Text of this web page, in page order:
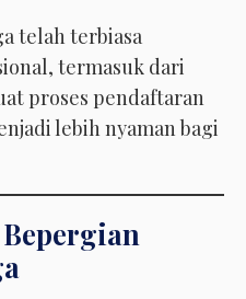
telah terbiasa
termasuk dari
proses pendaftaran
lebih nyaman bagi